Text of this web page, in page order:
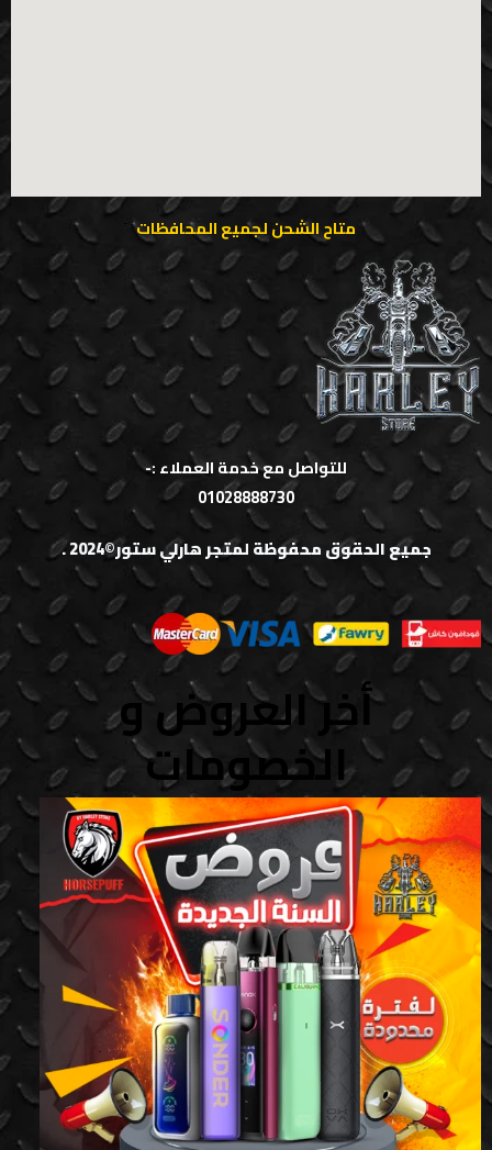
متاح الشحن لجميع المحافظات
للتواصل مع خدمة العملاء :-
01028888730
جميع الحقوق محفوظة لمتجر هارلي ستور©2024 .
أخر العروض و
الخصومات